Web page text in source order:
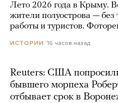
Лето 2026 года в Крыму.
жители полуострова — без
работы и туристов.
ИСТОРИИ 16 часов назад
Reuters: США
бывшего морпеха
отбывает срок в